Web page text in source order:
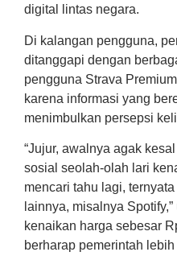
digital lintas negara.
Di kalangan pengguna,
ditanggapi dengan
pengguna Strava
karena informasi yang
menimbulkan persepsi
“Jujur, awalnya agak
sosial seolah-olah lari
mencari tahu lagi,
lainnya, misalnya
kenaikan harga sebesar
berharap pemerintah